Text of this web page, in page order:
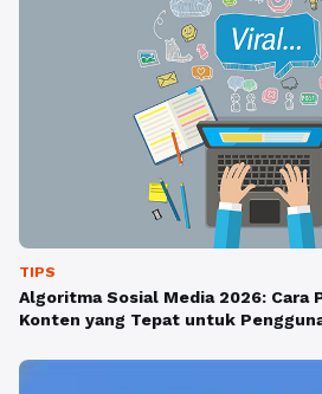
TIPS
Algoritma Sosial Media 2026: Cara
Konten yang Tepat untuk